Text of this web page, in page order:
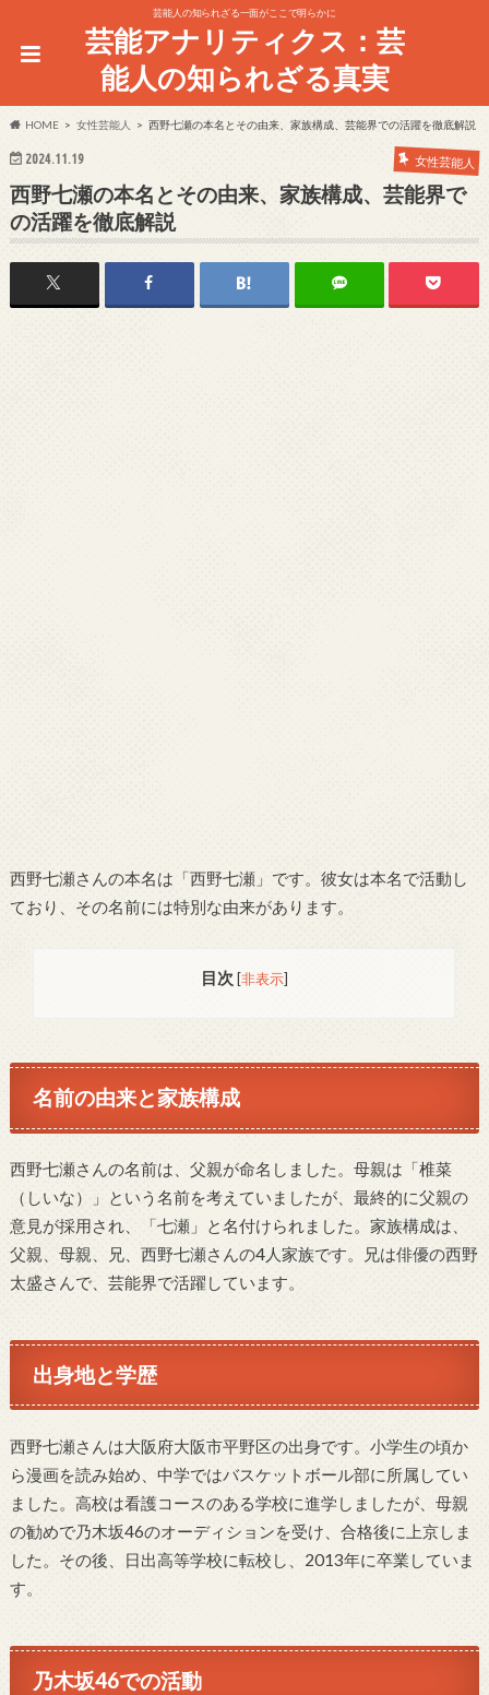
芸能人の知られざる一面がここで明らかに
芸能アナリティクス：芸
能人の知られざる真実
HOME 女性芸能人 西野七瀬の本名とその由来、家族構成、芸能界での活躍を徹底解説
2024.11.19 女性芸能人
西野七瀬の本名とその由来、家族構成、芸能界で
の活躍を徹底解説
西野七瀬さんの本名は「西野七瀬」です。彼女は本名で活動し
ており、その名前には特別な由来があります。
目次 [非表示]
名前の由来と家族構成
西野七瀬さんの名前は、父親が命名しました。母親は「椎菜
（しいな）」という名前を考えていましたが、最終的に父親の
意見が採用され、「七瀬」と名付けられました。家族構成は、
父親、母親、兄、西野七瀬さんの4人家族です。兄は俳優の西野
太盛さんで、芸能界で活躍しています。
出身地と学歴
西野七瀬さんは大阪府大阪市平野区の出身です。小学生の頃か
ら漫画を読み始め、中学ではバスケットボール部に所属してい
ました。高校は看護コースのある学校に進学しましたが、母親
の勧めで乃木坂46のオーディションを受け、合格後に上京しま
した。その後、日出高等学校に転校し、2013年に卒業していま
す。
乃木坂46での活動